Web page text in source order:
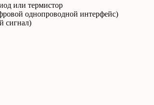
или термистор
однопроводной интерфейс)
сигнал)